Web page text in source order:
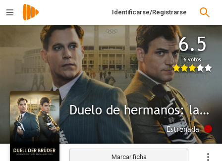
Identificarse/Registrarse
6.5
6 votos
Duelo de hermanos: la historia de Adidas y Puma
Estrenada
Marcar ficha